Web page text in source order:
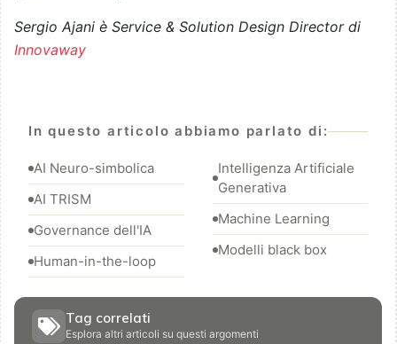
Sergio Ajani è Service & Solution Design Director di
Innovaway
In questo articolo abbiamo parlato di:
AI Neuro-simbolica
AI TRISM
Governance dell'IA
Human-in-the-loop
Intelligenza Artificiale
Generativa
Machine Learning
Modelli black box
Tag correlati
Esplora altri articoli su questi argomenti